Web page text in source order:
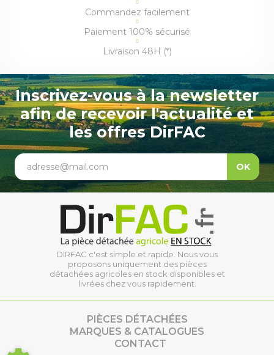
Commandez facilement
Paiement 100% sécurisé
Livraison 48H (*)
Inscrivez-vous à la newsletter
afin de recevoir l'actualité et
les offres DirFAC
adresse@mail.com OK
DIRFAC c'est simple et rapide. Nous vous
proposons uniquement des pièces
détachées agricoles en stock disponibles et
livrées chez vous rapidement.
PIÈCES DÉTACHÉES
MARQUES & CATALOGUES
CONTACT